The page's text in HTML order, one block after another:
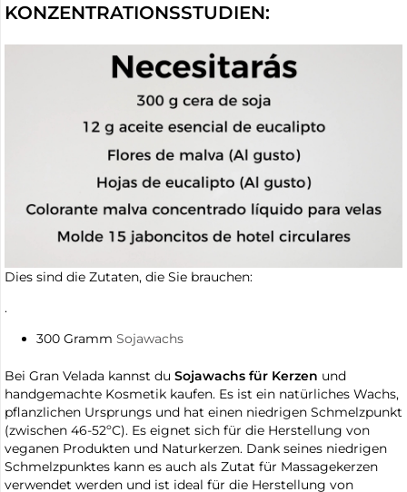
KONZENTRATIONSSTUDIEN:
Dies sind die Zutaten, die Sie brauchen:
.
300 Gramm Sojawachs
Bei Gran Velada kannst du Sojawachs für Kerzen und
handgemachte Kosmetik kaufen. Es ist ein natürliches Wachs,
pflanzlichen Ursprungs und hat einen niedrigen Schmelzpunkt
(zwischen 46-52ºC). Es eignet sich für die Herstellung von
veganen Produkten und Naturkerzen. Dank seines niedrigen
Schmelzpunktes kann es auch als Zutat für Massagekerzen
verwendet werden und ist ideal für die Herstellung von